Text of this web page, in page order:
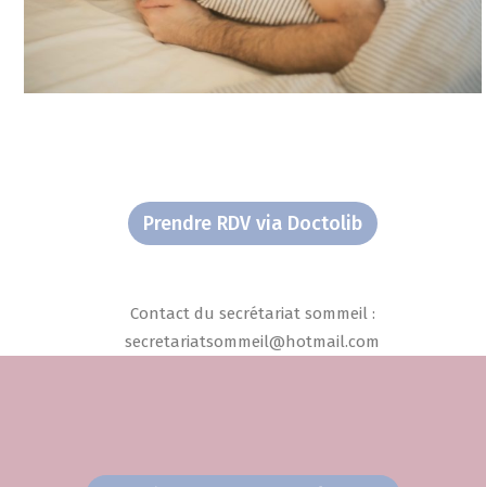
Prendre RDV via Doctolib
Contact du secrétariat sommeil :
secretariatsommeil@hotmail.com